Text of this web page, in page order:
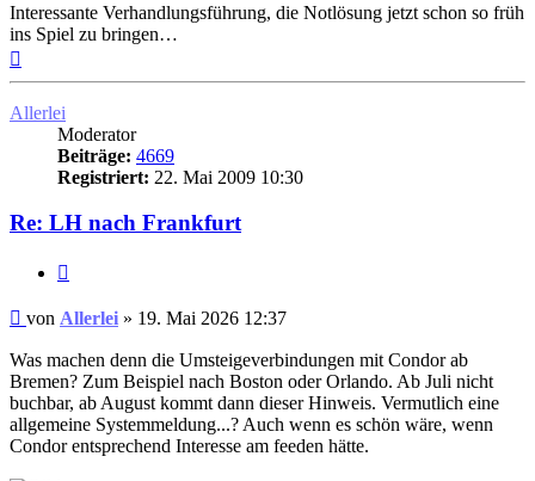
Interessante Verhandlungsführung, die Notlösung jetzt schon so früh
ins Spiel zu bringen…
Allerlei
Moderator
Beiträge: 4669
Registriert: 22. Mai 2009 10:30
Re: LH nach Frankfurt
Ungelesener
von Allerlei » 19. Mai 2026 12:37
Was machen denn die Umsteigeverbindungen mit Condor ab
Bremen? Zum Beispiel nach Boston oder Orlando. Ab Juli nicht
buchbar, ab August kommt dann dieser Hinweis. Vermutlich eine
allgemeine Systemmeldung...? Auch wenn es schön wäre, wenn
Condor entsprechend Interesse am feeden hätte.